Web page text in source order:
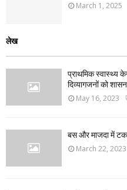
March 1, 2025
लेख
प्राथमिक स्वास्थ्य
दिव्यागजनों को
May 16, 2023
बस और माजदा में
March 22, 2023